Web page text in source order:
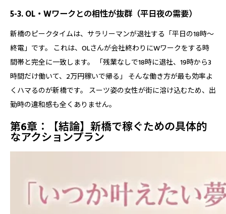
5-3. OL・Wワークとの相性が抜群（平日夜の需要）
新橋のピークタイムは、サラリーマンが退社する「平日の18時〜
終電」です。 これは、OLさんが会社終わりにWワークをする時
間帯と完全に一致します。 「残業なしで18時に退社、19時から3
時間だけ働いて、2万円稼いで帰る」 そんな働き方が最も効率よ
くハマるのが新橋です。 スーツ姿の女性が街に溶け込むため、出
勤時の違和感も全くありません。
第6章：【結論】新橋で稼ぐための具体的
なアクションプラン